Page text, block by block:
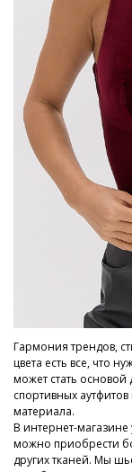
Гармония трендов,
цвета есть все, что
может стать
спортивных
материала.
В интернет-
можно приобрести
других тканей. Мы